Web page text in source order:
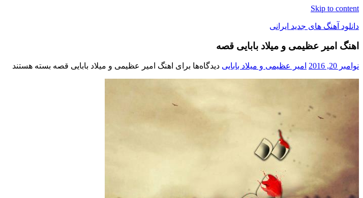
Skip to content
دانلود آهنگ های جدید ایرانی
دانلود
فول
آلبوم
موزیک
اهنگ امیر عظیمی و میلاد بابایی قصه
نوامبر 20, 2016 امیر عظیمی و میلاد بابایی دیدگاه‌ها برای اهنگ امیر عظیمی و میلاد بابایی قصه بسته هستند